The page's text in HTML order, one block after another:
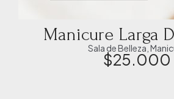
Manicure Larga
Sala de Belleza
$25.000